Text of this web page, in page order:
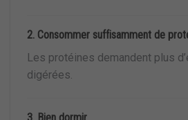
2. Consommer suffisamment de
Les protéines demandent plus
digérées.